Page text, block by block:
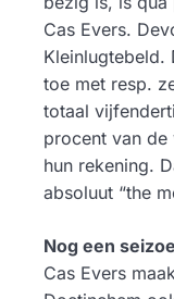
Cas Evers.
Kleinlugtebeld.
toe met resp.
totaal
procent van
hun rekening.
absoluut “the
Nog een
Cas Evers